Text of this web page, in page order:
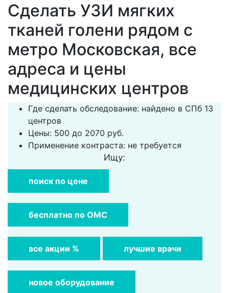
Сделать УЗИ мягких
тканей голени рядом с
метро Московская, все
адреса и цены
медицинских центров
Где сделать обследование: найдено в СПб 13
центров
Цены: 500 до 2070 руб.
Применение контраста: не требуется
Ищу:
поиск по цене
бесплатно по ОМС
все акции % лучшие врачи
новое оборудование